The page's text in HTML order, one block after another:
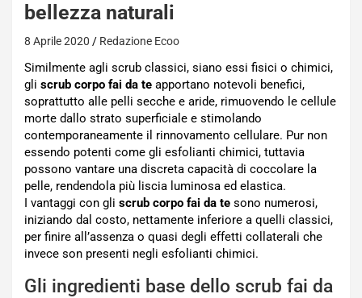
bellezza naturali
8 Aprile 2020 Redazione Ecoo
Similmente agli scrub classici, siano essi fisici o chimici,
gli scrub corpo fai da te apportano notevoli benefici,
soprattutto alle pelli secche e aride, rimuovendo le cellule
morte dallo strato superficiale e stimolando
contemporaneamente il rinnovamento cellulare. Pur non
essendo potenti come gli esfolianti chimici, tuttavia
possono vantare una discreta capacità di coccolare la
pelle, rendendola più liscia luminosa ed elastica.
I vantaggi con gli scrub corpo fai da te sono numerosi,
iniziando dal costo, nettamente inferiore a quelli classici,
per finire all’assenza o quasi degli effetti collaterali che
invece son presenti negli esfolianti chimici.
Gli ingredienti base dello scrub fai da